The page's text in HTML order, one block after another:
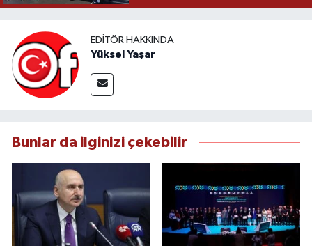
EDITÖR HAKKINDA
Yüksel Yaşar
Bunlar da ilginizi çekebilir